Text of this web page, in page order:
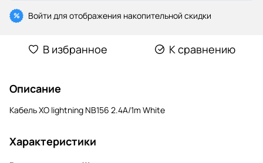
% Войти для отображения накопительной скидки
В избранное К сравнению
Описание
Кабель XO lightning NB156 2.4A/1m White
Характеристики